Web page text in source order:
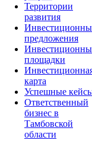
Территории
развития
предложения
площадки
карта
Успешные
Ответственный
бизнес в
Тамбовской
области